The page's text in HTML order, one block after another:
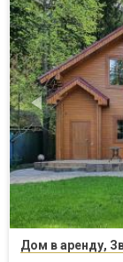
Дом в аренду,